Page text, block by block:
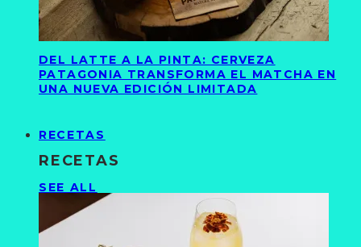
DEL LATTE A LA PINTA: CERVEZA
PATAGONIA TRANSFORMA EL MATCHA EN
UNA NUEVA EDICIÓN LIMITADA
RECETAS
RECETAS
SEE ALL